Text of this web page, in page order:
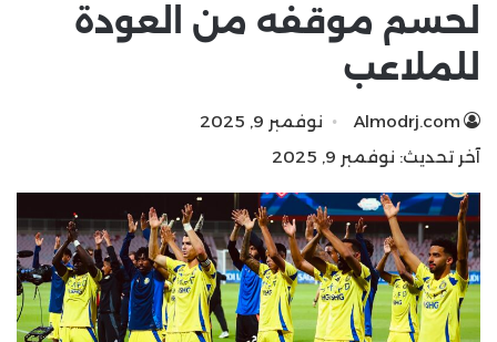
لحسم موقفه من العودة
للملاعب
Almodrj.com
نوفمبر 9, 2025
آخر تحديث: نوفمبر 9, 2025